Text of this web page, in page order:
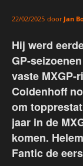
22/02/2025 door Jan
Hij werd
GP-
vaste MXGP-
Coldenhoff
om
jaar in de
komen.
Fantic de